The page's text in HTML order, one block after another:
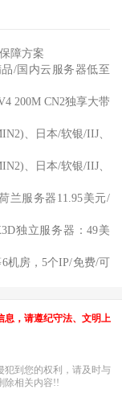
障方案
/国内云服务器低至
200M CN2独享大带
、日本/软银/IIJ、
、日本/软银/IIJ、
兰服务器11.95美元/
独立服务器：49美
机房，5个IP/免费/可
息，请遵纪守法、文明上
犯到您的权利，请及时与
除相关内容!!